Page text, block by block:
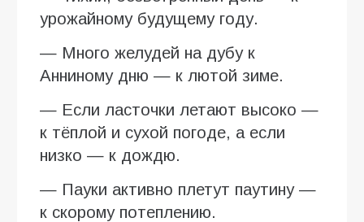
урожайному будущему году.
— Много желудей на дубу к
Анниному дню — к лютой зиме.
— Если ласточки летают высоко —
к тёплой и сухой погоде, а если
низко — к дождю.
— Пауки активно плетут паутину —
к скорому потеплению.